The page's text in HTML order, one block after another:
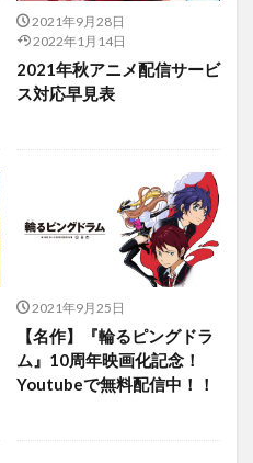
2021年9月28日
2022年1月14日
2021年秋アニメ配信サービ
ス対応早見表
2021年9月25日
【名作】『輪るピングドラ
ム』10周年映画化記念！
Youtubeで無料配信中！！